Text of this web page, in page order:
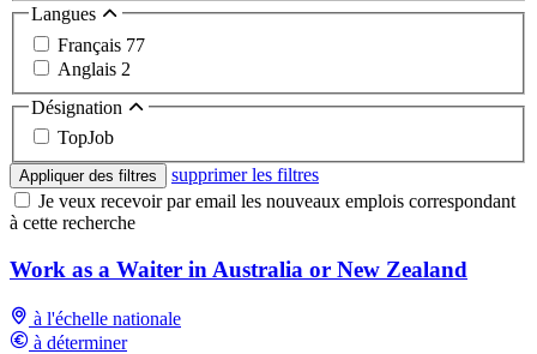
Langues
Français 77
Anglais 2
Désignation
TopJob
Appliquer des filtres
supprimer les filtres
Je veux recevoir par email les nouveaux emplois correspondant
à cette recherche
Work as a Waiter in Australia or New Zealand
à l'échelle nationale
à déterminer